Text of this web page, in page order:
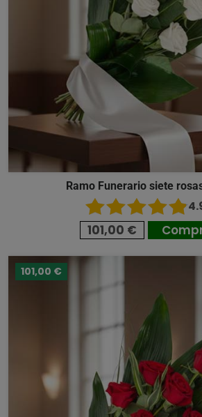
Ramo Funerario siete
101,00 €
101,00 €